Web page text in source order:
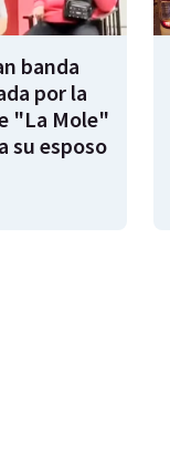
banda
por la
"La Mole"
su esposo